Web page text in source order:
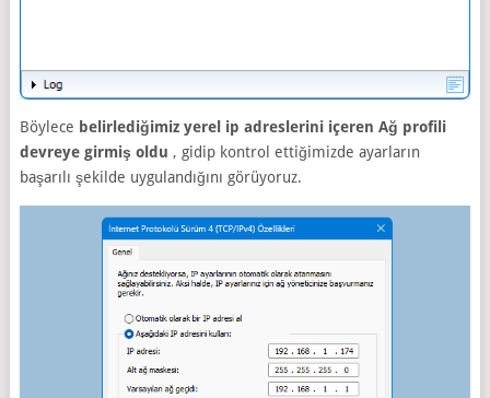
Böylece belirlediğimiz yerel ip adreslerini içeren Ağ profili
devreye girmiş oldu , gidip kontrol ettiğimizde ayarların
başarılı şekilde uygulandığını görüyoruz.